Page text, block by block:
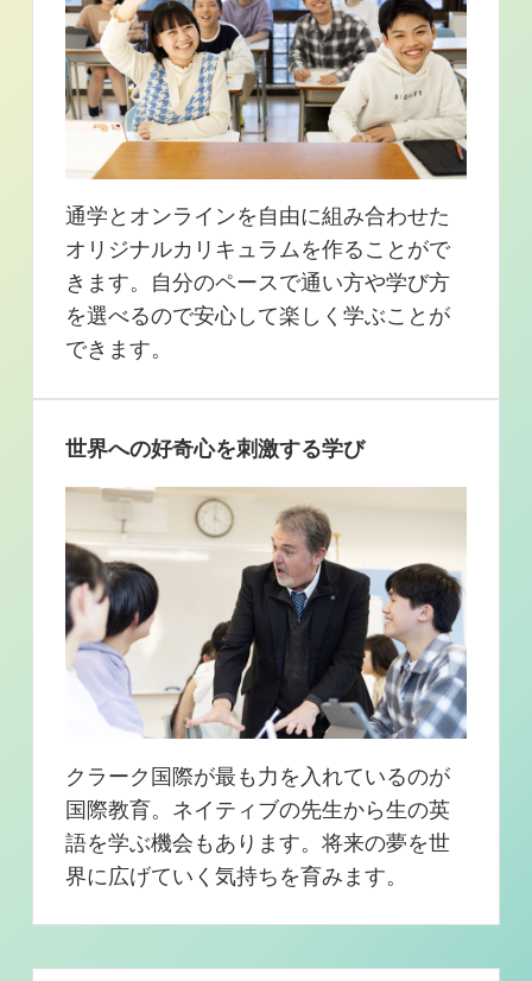
通学とオンラインを自由に組み合わせた
オリジナルカリキュラムを作ることがで
きます。自分のペースで通い方や学び方
を選べるので安心して楽しく学ぶことが
できます。
世界への好奇心を刺激する学び
クラーク国際が最も力を入れているのが
国際教育。ネイティブの先生から生の英
語を学ぶ機会もあります。将来の夢を世
界に広げていく気持ちを育みます。